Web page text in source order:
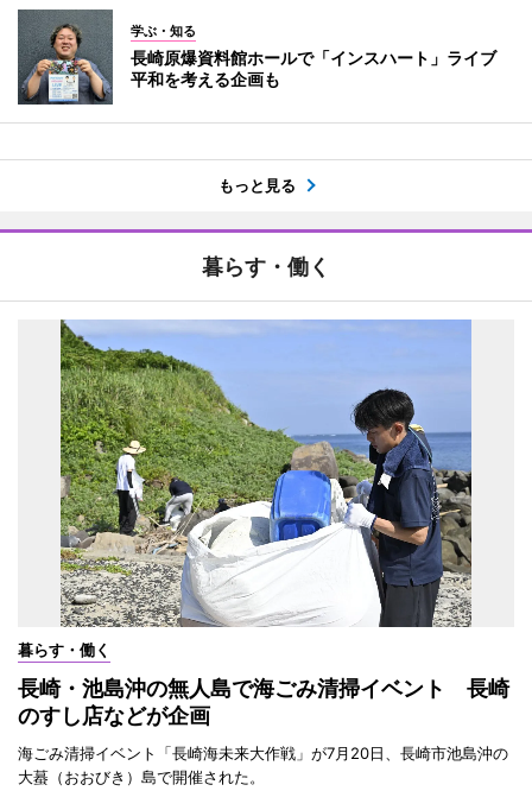
学ぶ・知る
長崎原爆資料館ホールで「インスハート」ライブ
平和を考える企画も
もっと見る
暮らす・働く
暮らす・働く
長崎・池島沖の無人島で海ごみ清掃イベント 長崎
のすし店などが企画
海ごみ清掃イベント「長崎海未来大作戦」が7月20日、長崎市池島沖の
大蟇（おおびき）島で開催された。